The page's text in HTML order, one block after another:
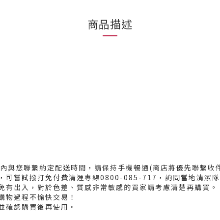
商品描述
您聯繫約定配送時間，請保持手機暢通(商店將優先聯繫收
可嘗試撥打免付費清運專線0800-085-717，詢問當地清潔隊
出入，對於色差、質感非常敏感的買家請考慮清楚再購買。
物過程不愉快交易！
認購買後再使用。